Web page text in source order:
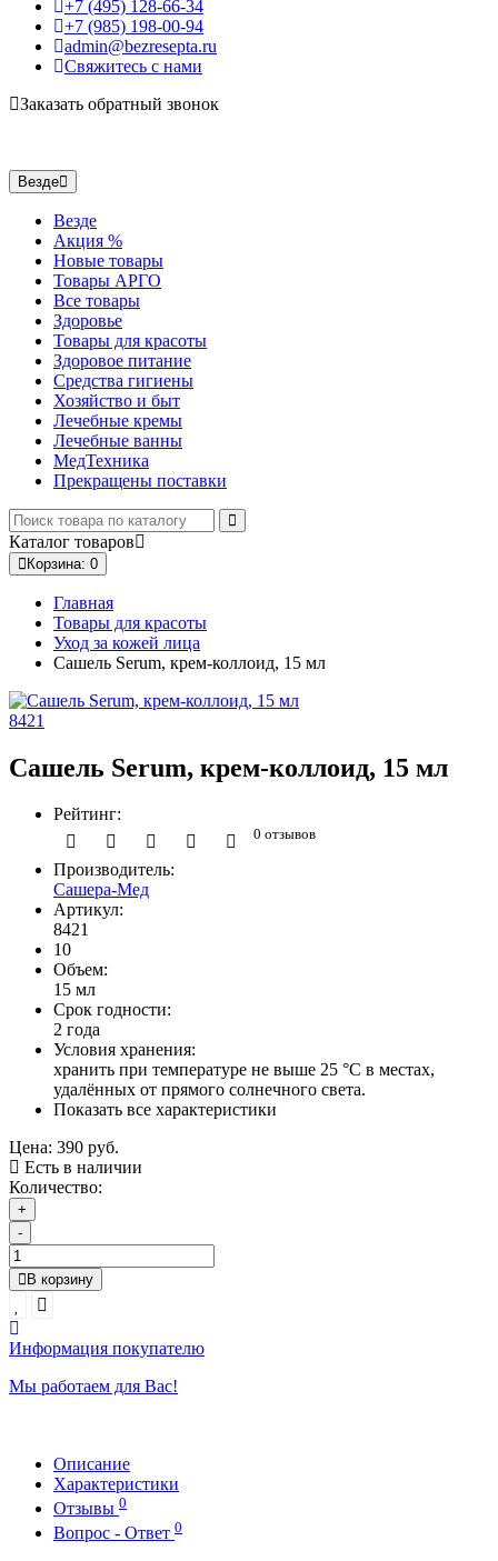
+7 (495) 128-66-34
+7 (985) 198-00-94
admin@bezresepta.ru
Свяжитесь с нами
Заказать обратный звонок
Везде
Везде
Акция %
Новые товары
Товары АРГО
Все товары
Здоровье
Товары для красоты
Здоровое питание
Средства гигиены
Хозяйство и быт
Лечебные кремы
Лечебные ванны
МедТехника
Прекращены поставки
Каталог товаров
Корзина: 0
Главная
Товары для красоты
Уход за кожей лица
Сашель Serum, крем-коллоид, 15 мл
8421
Сашель Serum, крем-коллоид, 15 мл
Рейтинг:
0 отзывов
Производитель:
Сашера-Мед
Артикул:
8421
10
Объем:
15 мл
Срок годности:
2 года
Условия хранения:
хранить при температуре не выше 25 °С в местах,
удалённых от прямого солнечного света.
Показать все характеристики
Цена: 390 руб.
Есть в наличии
Количество:
+
-
В корзину
Информация покупателю
Мы работаем для Вас!
Описание
Характеристики
Отзывы 0
Вопрос - Ответ 0